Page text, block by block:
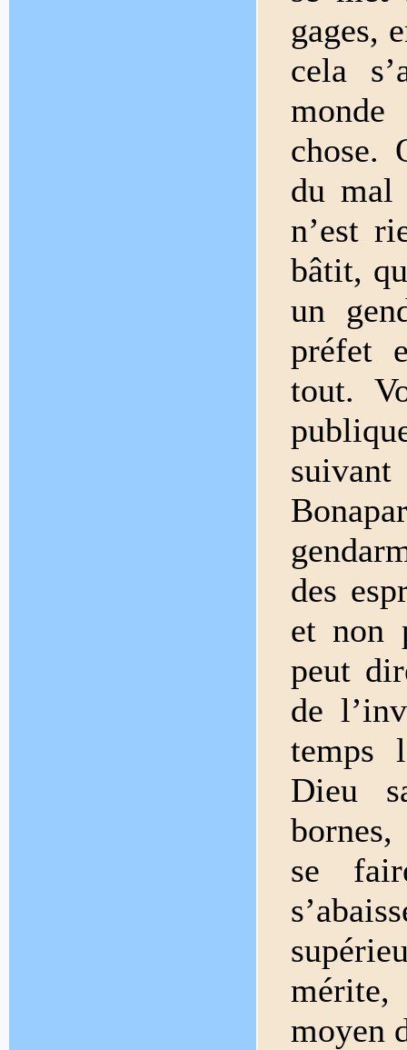
gages,
cela
monde
chose.
du mal
n’est
bâtit,
un
préfet
tout.
des
et non
peut
de
temps
Dieu
se
mérite,
moyen